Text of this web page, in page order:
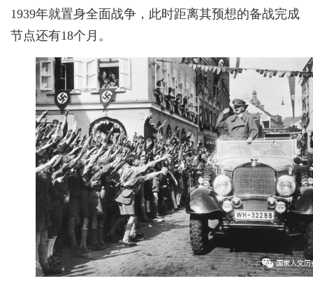
1939年就置身全面战争，此时距离其预想的备战完成
节点还有18个月。